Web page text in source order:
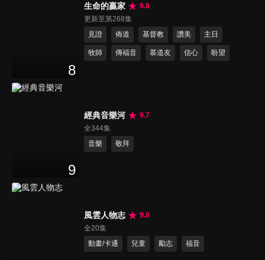
8
生命的贏家
9.8
更新至第268集
見證
佈道 基督教 讚美 主日
牧師 傳福音 慕道友 信心 盼望
9
經典音樂河
9.7
全344集
音樂
敬拜
風雲人物志
9.8
全20集
動畫/卡通
兒童 勵志 福音